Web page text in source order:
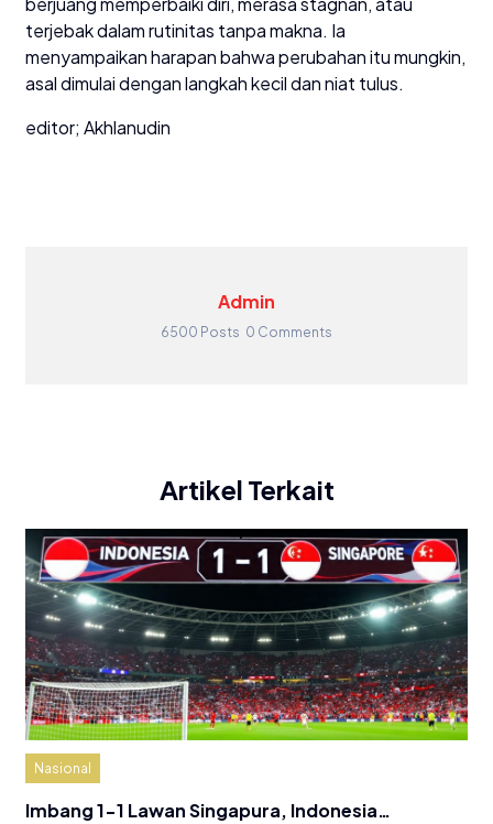
terjebak dalam rutinitas tanpa makna. Ia
menyampaikan harapan bahwa perubahan itu mungkin,
asal dimulai dengan langkah kecil dan niat tulus.
editor; Akhlanudin
Admin
6500 Posts 0 Comments
Artikel Terkait
Nasional
Imbang 1-1 Lawan Singapura, Indonesia…